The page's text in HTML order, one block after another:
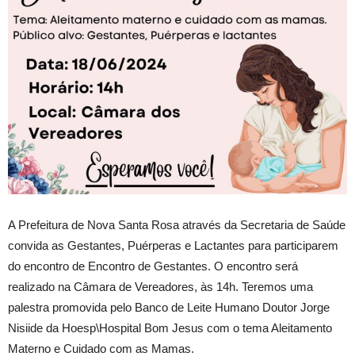
A Prefeitura de Nova Santa Rosa através da Secretaria de Saúde
convida as Gestantes, Puérperas e Lactantes para participarem
do encontro de Encontro de Gestantes. O encontro será
realizado na Câmara de Vereadores, às 14h. Teremos uma
palestra promovida pelo Banco de Leite Humano Doutor Jorge
Nisiide da Hoesp\Hospital Bom Jesus com o tema Aleitamento
Materno e Cuidado com as Mamas.